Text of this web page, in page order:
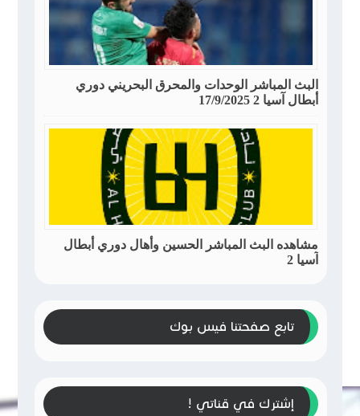
البث المباشر الوحدات والمحرق البحريني دوري
أبطال آسيا 2 17/9/2025
مشاهده البث المباشر الحسين وأهال دوري أبطال
آسيا 2
تابع صفحتنا فيس بوك
إشترك في قناتي !